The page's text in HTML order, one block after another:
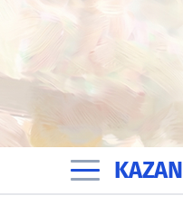
KAZAN